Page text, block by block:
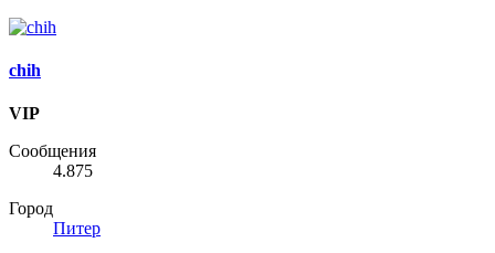
chih
VIP
Сообщения
4.875
Город
Питер